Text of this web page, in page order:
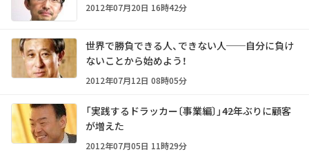
2012年07月20日 16時42分
世界で勝負できる人、できない人──自分に負け
ないことから始めよう！
2012年07月12日 08時05分
「実践するドラッカー〔事業編〕」――42年ぶりに顧客
が増えた
2012年07月05日 11時29分